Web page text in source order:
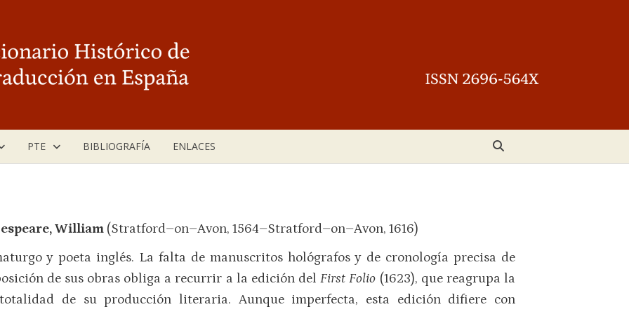
PTE BIBLIOGRAFÍA ENLACES
William (Stratford–on–Avon, 1564–Stratford–on–Avon, 1616)
y poeta inglés. La falta de manuscritos hológrafos y de cronología precisa de
de sus obras obliga a recurrir a la edición delFirst Folio (1623), que reagrupa la
de su producción literaria. Aunque imperfecta, esta edición difiere con